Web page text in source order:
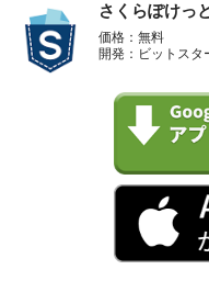
さくらぽけっ
価格：無料
開発：ビットスタ